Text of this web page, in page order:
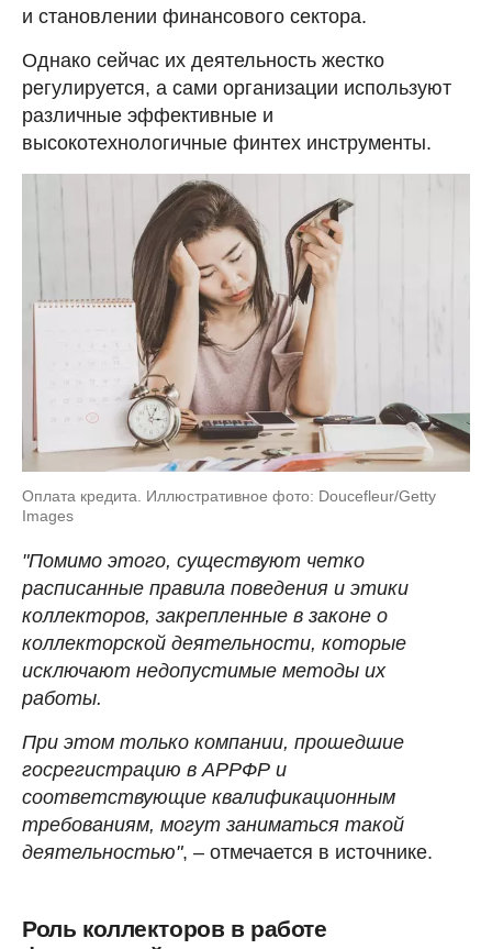
и становлении финансового сектора.
Однако сейчас их деятельность жестко
регулируется, а сами организации используют
различные эффективные и
высокотехнологичные финтех инструменты.
Оплата кредита. Иллюстративное фото: Doucefleur/Getty
Images
"Помимо этого, существуют четко
расписанные правила поведения и этики
коллекторов, закрепленные в законе о
коллекторской деятельности, которые
исключают недопустимые методы их
работы.
При этом только компании, прошедшие
госрегистрацию в АРРФР и
соответствующие квалификационным
требованиям, могут заниматься такой
деятельностью", – отмечается в источнике.
Роль коллекторов в работе